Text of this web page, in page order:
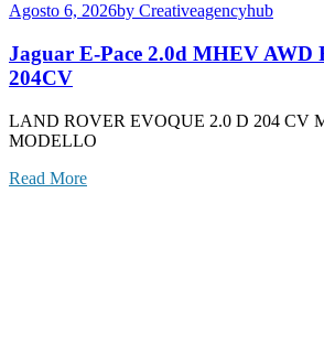
Agosto 6, 2026by Creativeagencyhub
Jaguar E-Pace 2.0d MHEV
204CV
LAND ROVER EVOQUE 2.0 D 204 CV
MODELLO
Read More